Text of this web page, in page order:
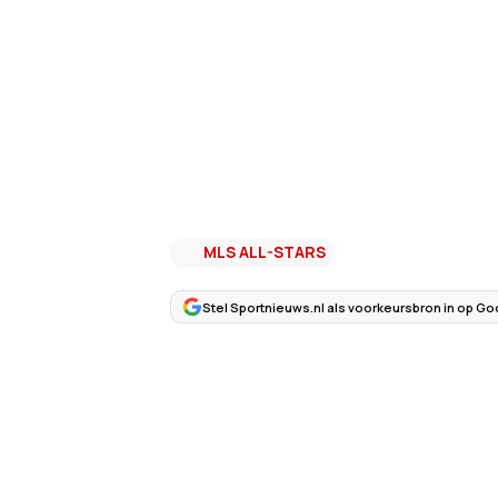
MLS ALL-STARS
Stel Sportnieuws.nl als voorkeursbron in op